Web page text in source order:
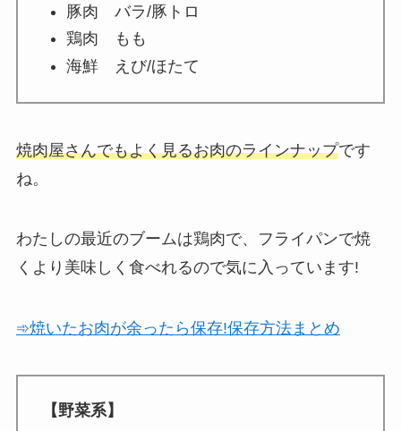
豚肉 バラ/豚トロ
鶏肉 もも
海鮮 えび/ほたて
焼肉屋さんでもよく見るお肉のラインナップです
ね。
わたしの最近のブームは鶏肉で、フライパンで焼
くより美味しく食べれるので気に入っています!
➾焼いたお肉が余ったら保存!保存方法まとめ
【野菜系】